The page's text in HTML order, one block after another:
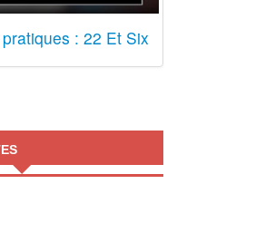
: 22 Et Six